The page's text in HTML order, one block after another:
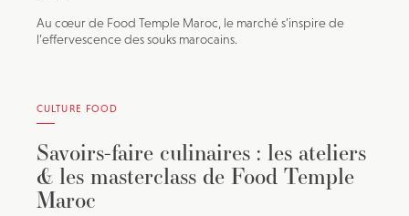
Au cœur de Food Temple Maroc, le marché s’inspire de
l’effervescence des souks marocains.
CULTURE FOOD
Savoirs-faire culinaires : les ateliers
& les masterclass de Food Temple
Maroc